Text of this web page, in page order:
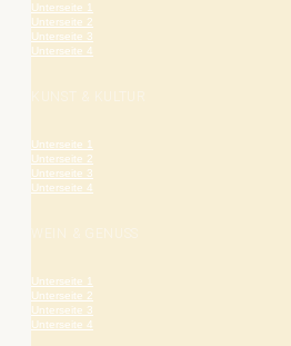
Unterseite 1
Unterseite 2
Unterseite 3
Unterseite 4
Unterseite 1
Unterseite 2
Unterseite 3
Unterseite 4
Unterseite 1
Unterseite 2
Unterseite 3
Unterseite 4